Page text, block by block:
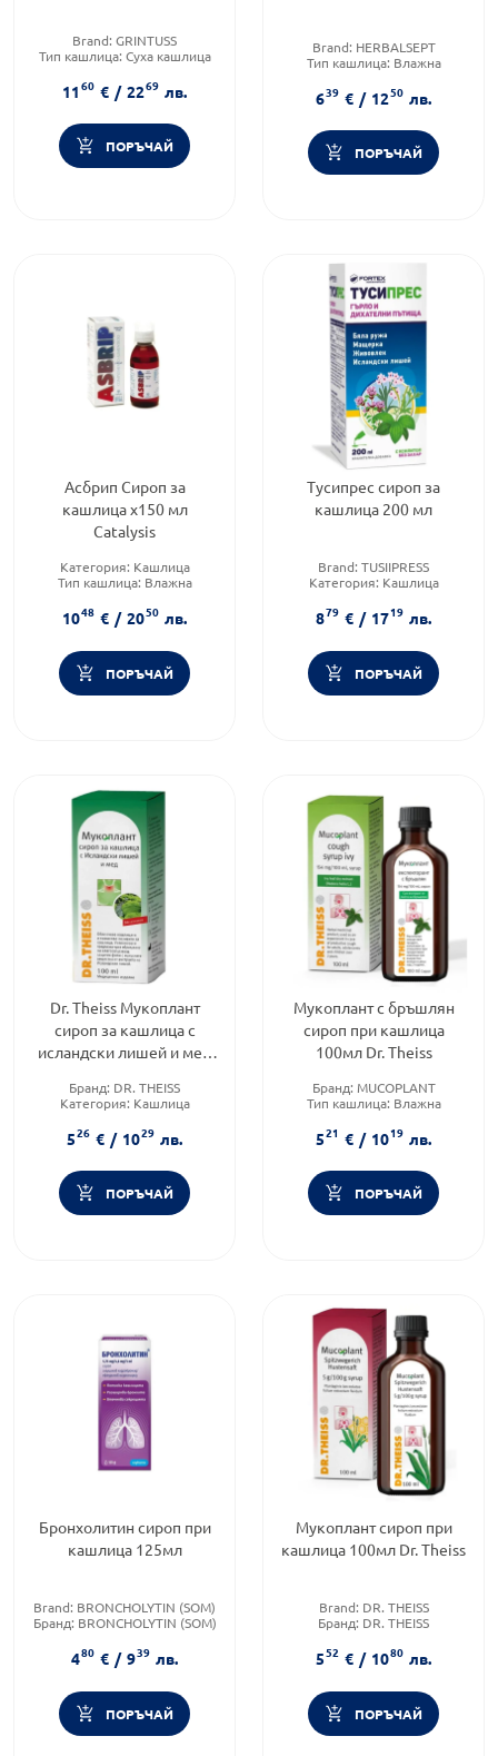
Brand: GRINTUSS
Тип кашлица: Суха кашлица
1160 € / 2269 лв.
ПОРЪЧАЙ
Brand: HERBALSEPT
Тип кашлица: Влажна
Форма на продукта:сироп
639 € / 1250 лв.
ПОРЪЧАЙ
Асбрип Сироп за
кашлица х150 мл
Catalysis
Категория: Кашлица
Тип кашлица: Влажна
Форма на продукта:сироп
1048 € / 2050 лв.
ПОРЪЧАЙ
Тусипрес сироп за
кашлица 200 мл
Brand: TUSIIPRESS
Категория: Кашлица
кашлица
879 € / 1719 лв.
ПОРЪЧАЙ
Dr. Theiss Мукоплант
сироп за кашлица с
исландски лишей и мед
Бранд: DR. THEISS
Категория: Кашлица
526 € / 1029 лв.
ПОРЪЧАЙ
Мукоплант с бръшлян
сироп при кашлица
100мл Dr. Theiss
Бранд: MUCOPLANT
Тип кашлица: Влажна
Форма на продукта:сироп
521 € / 1019 лв.
ПОРЪЧАЙ
Бронхолитин сироп при
кашлица 125мл
Brand: BRONCHOLYTIN (SOM)
Бранд: BRONCHOLYTIN (SOM)
480 € / 939 лв.
ПОРЪЧАЙ
Мукоплант сироп при
кашлица 100мл Dr. Theiss
Brand: DR. THEISS
Бранд: DR. THEISS
кашлица
552 € / 1080 лв.
ПОРЪЧАЙ